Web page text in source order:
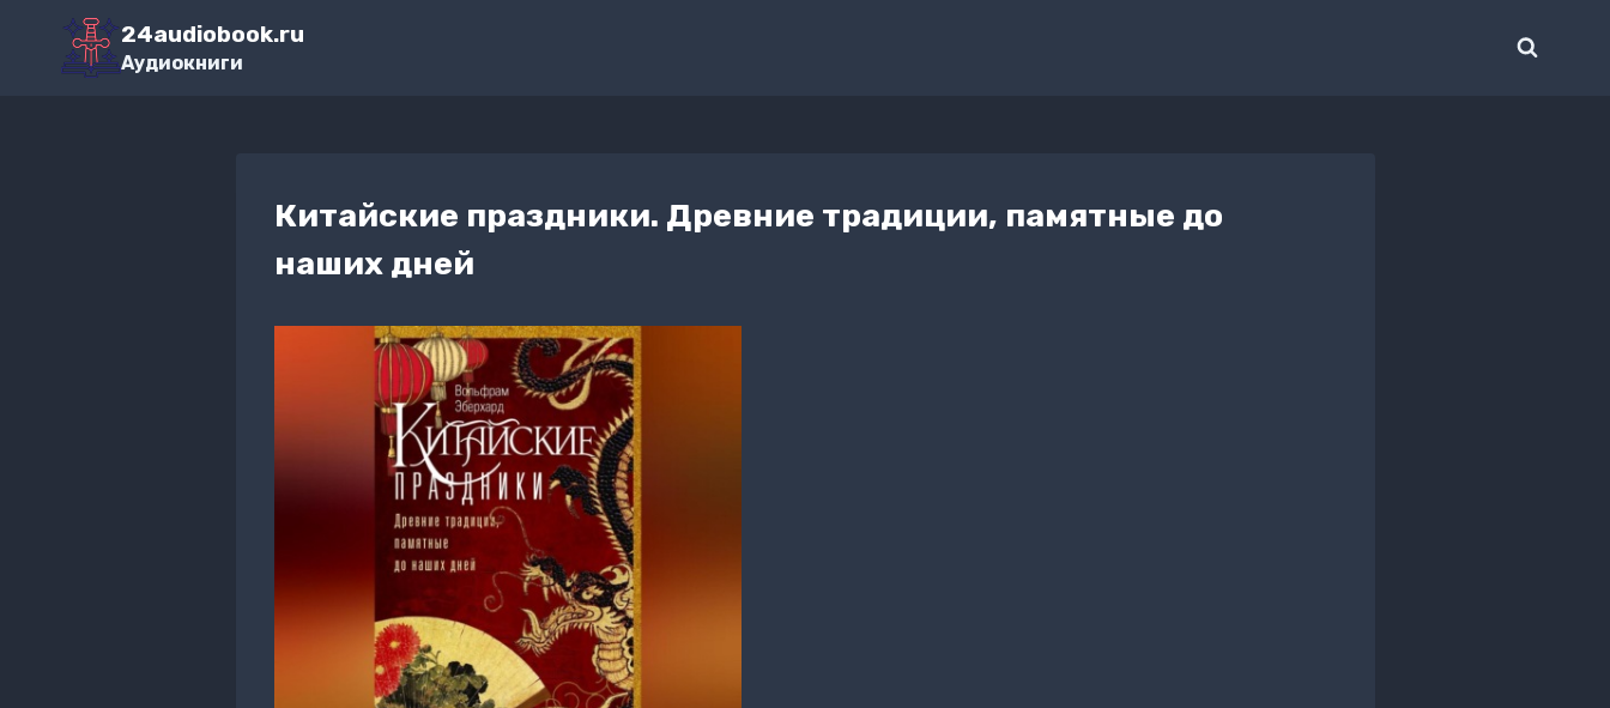
Перейти
содержимому
24audiobook.ru
Аудиокниги
Китайские праздники. Древние традиции, памятные до
наших дней